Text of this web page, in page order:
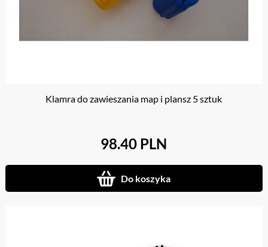
Klamra do zawieszania map i plansz 5 sztuk
98.40 PLN
Do koszyka